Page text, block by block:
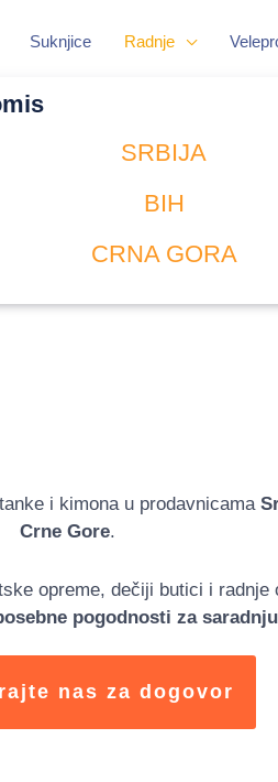
Suknjice Radnje
SRBIJA
BIH
CRNA GORA
i kimona u prodavnicama
Crne Gore.
opreme, dečiji butici i radnje
pogodnosti za
nas za dogovor